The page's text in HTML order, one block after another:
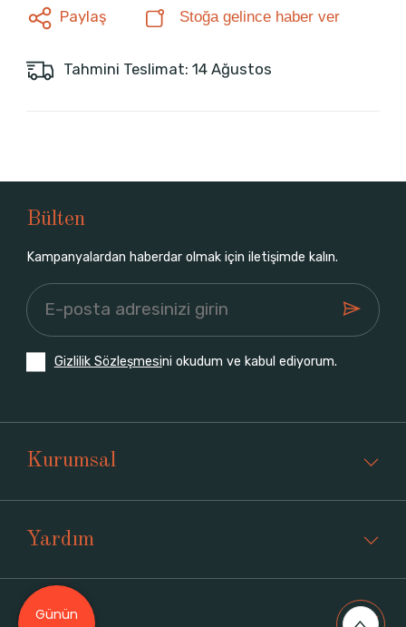
Paylaş Stoğa gelince haber ver
Tahmini Teslimat: 14 Ağustos
Bülten
Kampanyalardan haberdar olmak için iletişimde kalın.
Gizlilik Sözleşmesini okudum ve kabul ediyorum.
Kurumsal
Yardım
Üyelik
Günün